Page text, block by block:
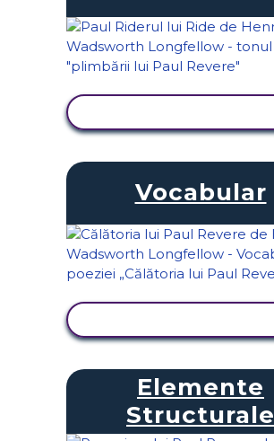
Vocabular
Elemente
Structurale